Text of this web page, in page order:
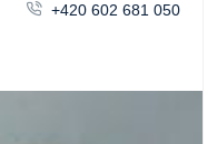
+420 602 681 050